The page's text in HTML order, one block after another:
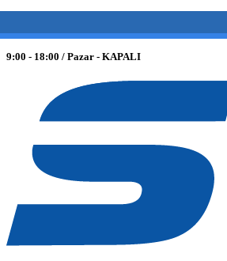
9:00 - 18:00 / Pazar - KAPALI